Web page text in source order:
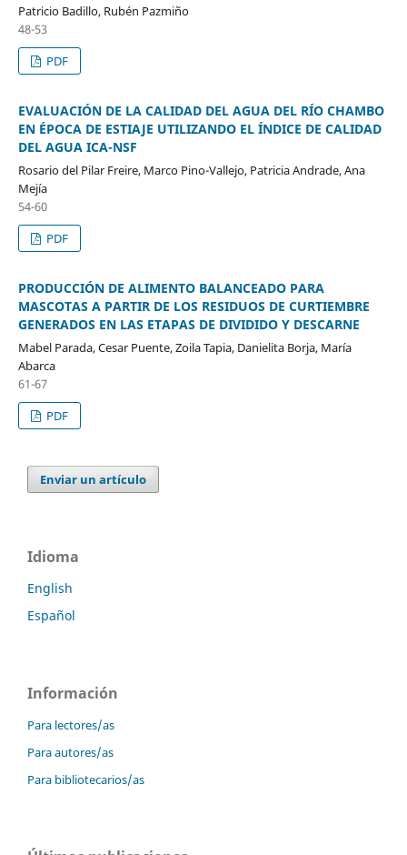
Patricio Badillo, Rubén Pazmiño
48-53
PDF
EVALUACIÓN DE LA CALIDAD DEL AGUA DEL RÍO CHAMBO
EN ÉPOCA DE ESTIAJE UTILIZANDO EL ÍNDICE DE CALIDAD
DEL AGUA ICA-NSF
Rosario del Pilar Freire, Marco Pino-Vallejo, Patricia Andrade, Ana
Mejía
54-60
PDF
PRODUCCIÓN DE ALIMENTO BALANCEADO PARA
MASCOTAS A PARTIR DE LOS RESIDUOS DE CURTIEMBRE
GENERADOS EN LAS ETAPAS DE DIVIDIDO Y DESCARNE
Mabel Parada, Cesar Puente, Zoila Tapia, Danielita Borja, María
Abarca
61-67
PDF
Enviar un artículo
Idioma
English
Español
Información
Para lectores/as
Para autores/as
Para bibliotecarios/as